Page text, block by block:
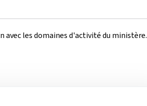
les domaines d'activité du ministère.